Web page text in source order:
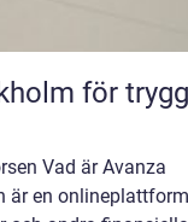
för trygg
Vad är Avanza
är en